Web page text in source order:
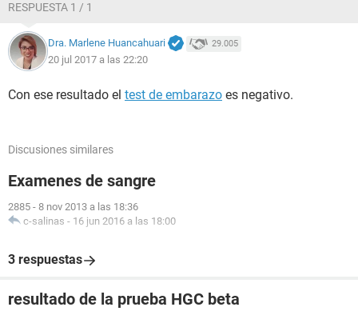
RESPUESTA 1 / 1
Dra. Marlene Huancahuari 29.005
20 jul 2017 a las 22:20
Con ese resultado el test de embarazo es negativo.
Discusiones similares
Examenes de sangre
2885 - 8 nov 2013 a las 18:36
c-salinas - 16 jun 2016 a las 18:00
3 respuestas
resultado de la prueba HGC beta